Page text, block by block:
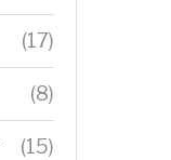
(17)
(8)
(15)